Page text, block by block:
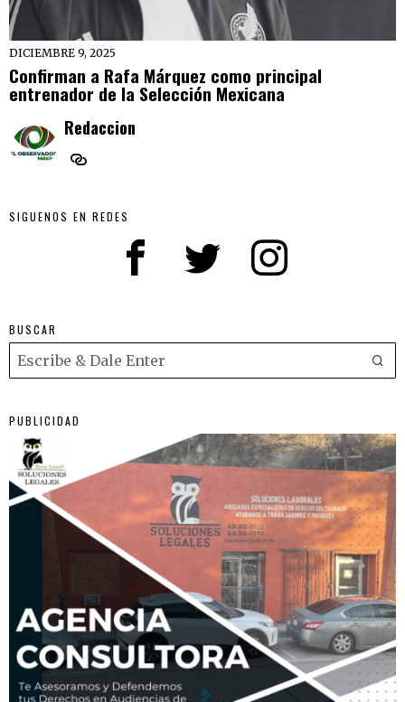
DICIEMBRE 9, 2025
Confirman a Rafa Márquez como principal
entrenador de la Selección Mexicana
Redaccion
SIGUENOS EN REDES
BUSCAR
PUBLICIDAD